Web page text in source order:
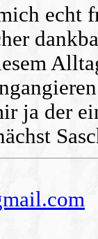
echt
ja der